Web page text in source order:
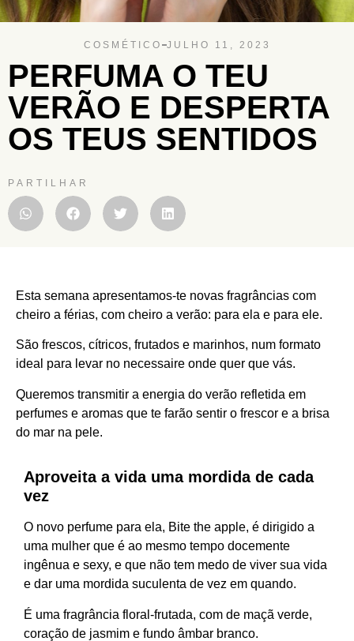
COSMÉTICO JULHO 11, 2023
PERFUMA O TEU
VERÃO E DESPERTA
OS TEUS SENTIDOS
PARTILHAR
Esta semana apresentamos-te novas fragrâncias com
cheiro a férias, com cheiro a verão: para ela e para ele.
São frescos, cítricos, frutados e marinhos, num formato
ideal para levar no necessaire onde quer que vás.
Queremos transmitir a energia do verão refletida em
perfumes e aromas que te farão sentir o frescor e a brisa
do mar na pele.
Aproveita a vida uma mordida de cada
vez
O novo perfume para ela, Bite the apple, é dirigido a
uma mulher que é ao mesmo tempo docemente
ingênua e sexy, e que não tem medo de viver sua vida
e dar uma mordida suculenta de vez em quando.
É uma fragrância floral-frutada, com de maçã verde,
coração de jasmim e fundo âmbar branco.